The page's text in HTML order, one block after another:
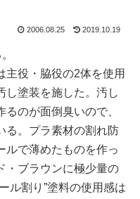
2006.08.25 2019.10.19
主役・脇役の2体を使用
し塗装を施した。汚し
のが面倒臭いので、
る。プラ素材の割れ防
ルで薄めたものを作っ
・ブラウンに極少量の
ル割り”塗料の使用感は